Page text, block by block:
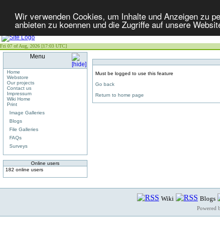
Wir verwenden Cookies, um Inhalte und Anzeigen zu
anbieten zu koennen und die Zugriffe auf unsere
Fri 07 of Aug, 2026 [17:03 UTC]
Menu
Home
Webstore
Our projects
Contact us
Impressum
Wiki Home
Print
Image Galleries
Blogs
File Galleries
FAQs
Surveys
Online users
182 online users
Must be logged to use this feature
Go back
Return to home page
Wiki Blogs
Powered